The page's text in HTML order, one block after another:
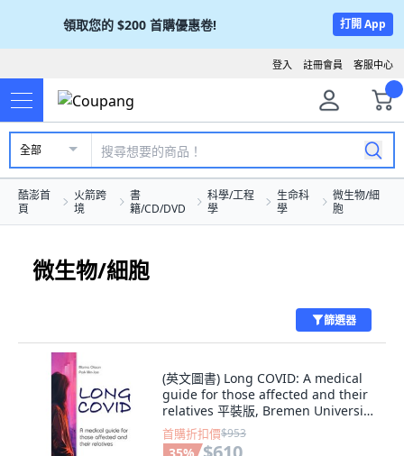
領取您的 $200 首購優惠卷! 打開 App
客服中心
註冊會員
登入
全部
酷澎首
頁
火箭跨
境
書
籍/CD/DVD
科學/工程
學
生命科
學
微生物/細
胞
微生物/細胞
篩選器
(英文圖書) Long COVID: A medical
guide for those affected and their
relatives 平裝版, Bremen University
Press, 英文
首購折扣價$953